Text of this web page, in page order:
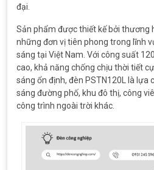
đại.
Sản phẩm được thiết kế bởi thương
những đơn vị tiên phong trong lĩnh
sáng tại Việt Nam. Với công suất
cao, khả năng chống chịu thời tiết
sáng ổn định, đèn PSTN120L là lựa
sáng đường phố, khu đô thị, công
công trình ngoài trời khác.